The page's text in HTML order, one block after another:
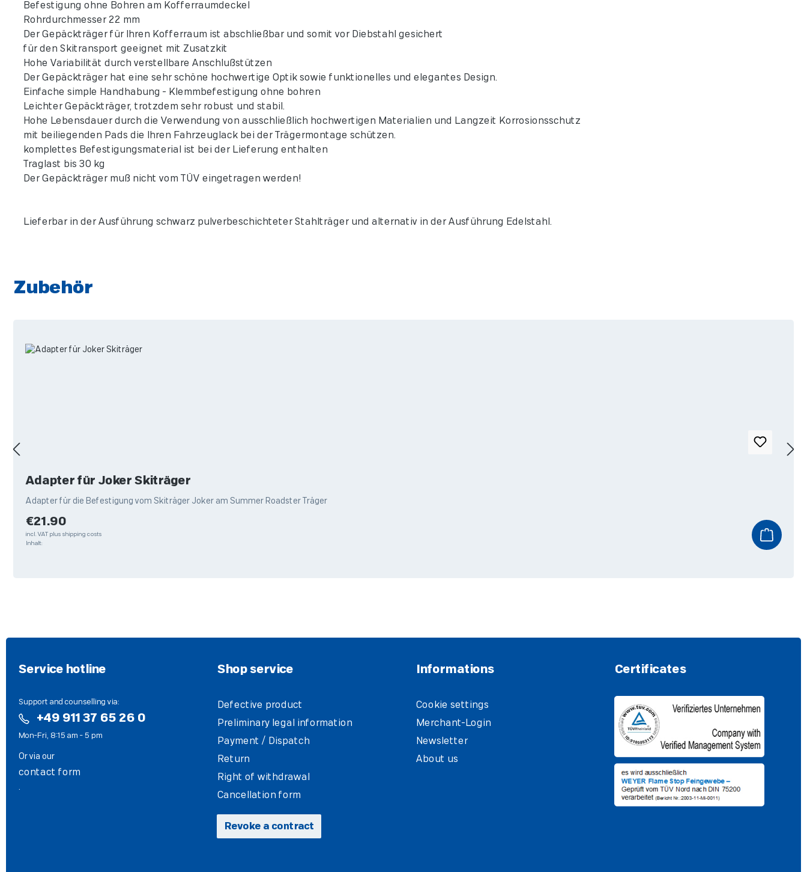
Befestigung ohne Bohren am Kofferraumdeckel
Rohrdurchmesser 22 mm
Der Gepäckträger für Ihren Kofferraum ist abschließbar und somit vor Diebstahl gesichert
für den Skitransport geeignet mit Zusatzkit
Hohe Variabilität durch verstellbare Anschlußstützen
Der Gepäckträger hat eine sehr schöne hochwertige Optik sowie funktionelles und elegantes Design.
Einfache simple Handhabung - Klemmbefestigung ohne bohren
Leichter Gepäckträger, trotzdem sehr robust und stabil.
Hohe Lebensdauer durch die Verwendung von ausschließlich hochwertigen Materialien und Langzeit Korrosionsschutz
mit beiliegenden Pads die Ihren Fahrzeuglack bei der Trägermontage schützen.
komplettes Befestigungsmaterial ist bei der Lieferung enthalten
Traglast bis 30 kg
Der Gepäckträger muß nicht vom TÜV eingetragen werden!
Lieferbar in der Ausführung schwarz pulverbeschichteter Stahlträger und alternativ in der Ausführung Edelstahl.
Zubehör
Adapter für Joker Skiträger
Adapter für die Befestigung vom Skiträger Joker am Summer Roadster Träger
Regular price:
€21.90
incl. VAT plus shipping costs
Inhalt:
Service hotline
Support and counselling via:
+49 911 37 65 26 0
Mon-Fri, 8:15 am - 5 pm
Or via our
contact form
.
Shop service
Defective product
Preliminary legal information
Payment / Dispatch
Return
Right of withdrawal
Cancellation form
Revoke a contract
Informations
Cookie settings
Merchant-Login
Newsletter
About us
Certificates